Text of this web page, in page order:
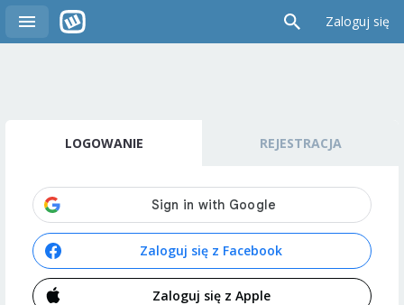
Zaloguj się
LOGOWANIE REJESTRACJA
Zaloguj się z Facebook
Zaloguj się z Apple